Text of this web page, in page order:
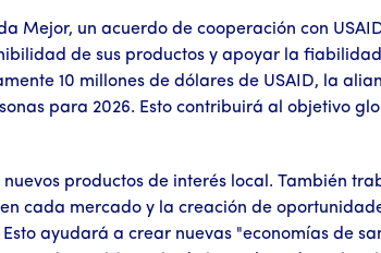
Mejor, un acuerdo de cooperación con
de sus productos y apoyar la
10 millones de dólares de USAID, la
para 2026. Esto contribuirá al objetivo
productos de interés local. También
cada mercado y la creación de
ayudará a crear nuevas "economías de